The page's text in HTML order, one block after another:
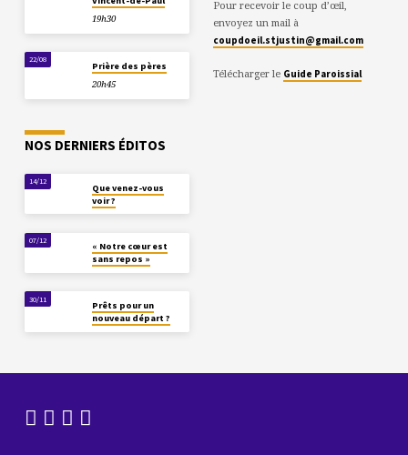
19h30
22/08
Prière des pères
20h45
Pour recevoir le coup d’œil,
envoyez un mail à
coupdoeil.stjustin@gmail.com
Télécharger le Guide Paroissial
NOS DERNIERS ÉDITOS
14/12
Que venez-vous
voir ?
07/12
« Notre cœur est
sans repos »
30/11
Prêts pour un
nouveau départ ?